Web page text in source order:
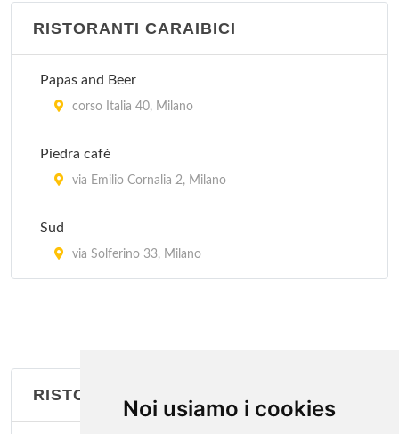
Noi usiamo i cookies
Jubin
Kota Radja
Lon Fon
Mei Lin
via San Giovanni sul Muro 13, Milano
RISTORANTI CARAIBICI
Papas and Beer
corso Italia 40, Milano
Piedra cafè
via Emilio Cornalia 2, Milano
Sud
via Solferino 33, Milano
RISTORANTI BRASILIANI